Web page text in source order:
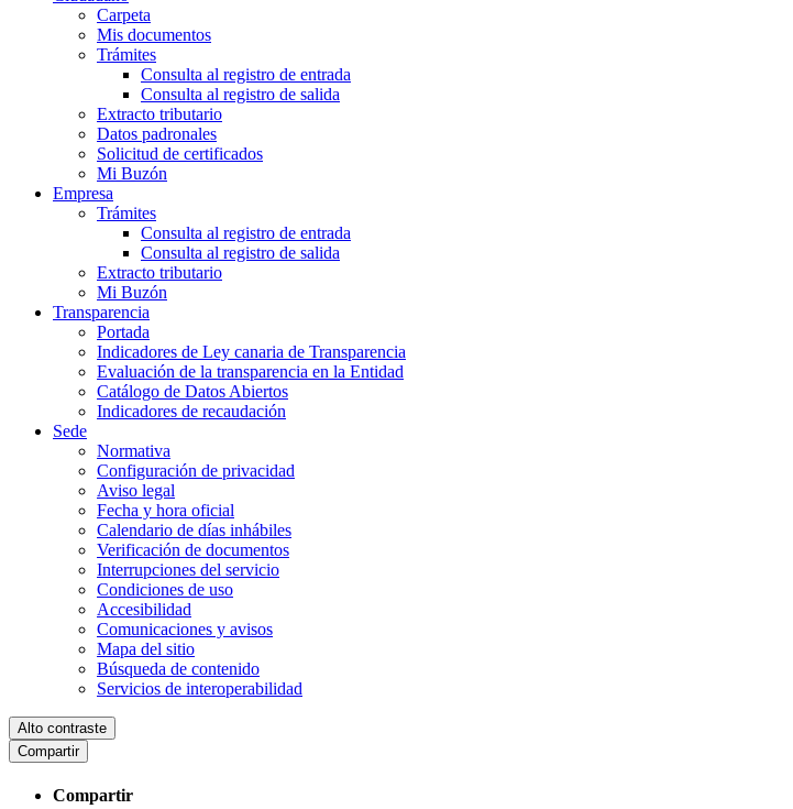
Carpeta
Mis documentos
Trámites
Consulta al registro de entrada
Consulta al registro de salida
Extracto tributario
Datos padronales
Solicitud de certificados
Mi Buzón
Empresa
Trámites
Consulta al registro de entrada
Consulta al registro de salida
Extracto tributario
Mi Buzón
Transparencia
Portada
Indicadores de Ley canaria de Transparencia
Evaluación de la transparencia en la Entidad
Catálogo de Datos Abiertos
Indicadores de recaudación
Sede
Normativa
Configuración de privacidad
Aviso legal
Fecha y hora oficial
Calendario de días inhábiles
Verificación de documentos
Interrupciones del servicio
Condiciones de uso
Accesibilidad
Comunicaciones y avisos
Mapa del sitio
Búsqueda de contenido
Servicios de interoperabilidad
Alto contraste
Compartir
Compartir